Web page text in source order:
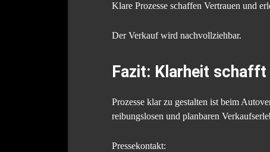
Klare Prozesse schaffen Vertrauen und
Der Verkauf wird nachvollziehbar.
Fazit: Klarheit schafft
Prozesse klar zu gestalten ist beim
reibungslosen und planbaren
Pressekontakt: